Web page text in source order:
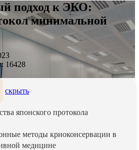
подход к ЭКО:
минимальной
16428
скрыть
японского протокола
методы криоконсервации в
медицине